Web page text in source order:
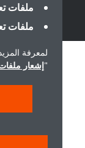
ملفات تعريف
ملفات تعريف
لمعرفة المزيد
إشعار ملفات